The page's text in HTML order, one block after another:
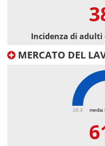
Incidenza di
MERCATO DEL
media
19.3